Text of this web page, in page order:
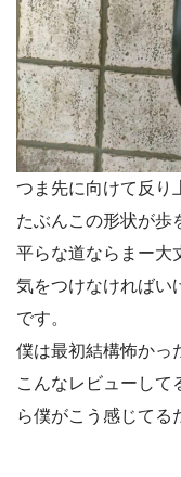
つま先に向けて反り
たぶんこの形状が歩
平らな道ならまー大
気をつけなければい
です。
僕は最初結構怖かっ
こんなレビューして
ら僕がこう感じてる